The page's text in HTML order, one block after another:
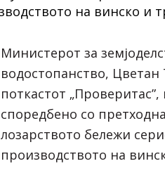
Министерот за
водостопанство,
поткастот „Проверитас”,
споредбено со
лозарството бележи
производството на